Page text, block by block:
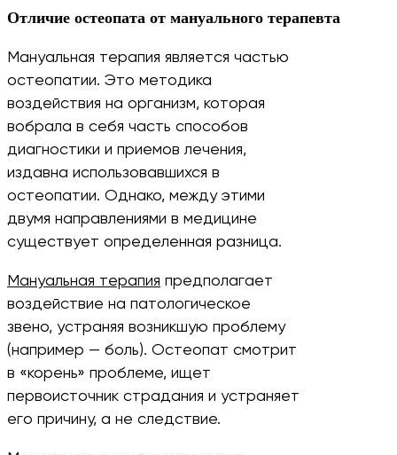
Отличие остеопата от мануального терапевта
Мануальная терапия является частью
остеопатии. Это методика
воздействия на организм, которая
вобрала в себя часть способов
диагностики и приемов лечения,
издавна использовавшихся в
остеопатии. Однако, между этими
двумя направлениями в медицине
существует определенная разница.
Мануальная терапия предполагает
воздействие на патологическое
звено, устраняя возникшую проблему
(например — боль). Остеопат смотрит
в «корень» проблеме, ищет
первоисточник страдания и устраняет
его причину, а не следствие.